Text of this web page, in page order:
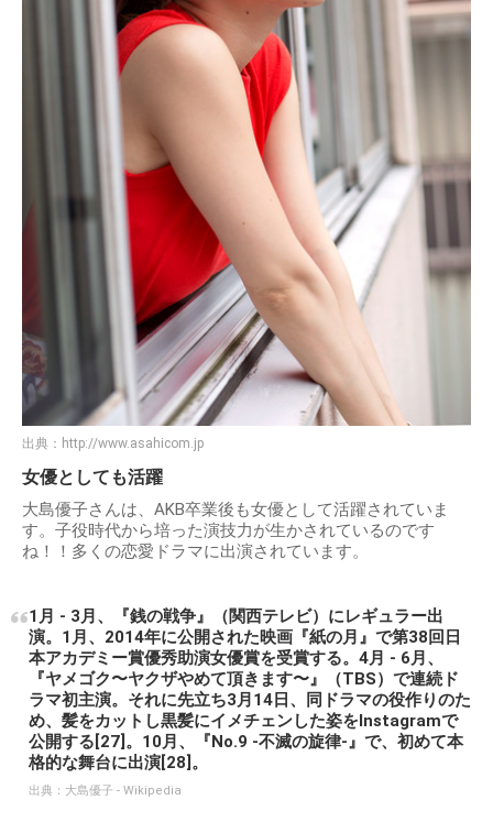
出典： http://www.asahicom.jp
女優としても活躍
大島優子さんは、AKB卒業後も女優として活躍されていま
す。子役時代から培った演技力が生かされているのです
ね！！多くの恋愛ドラマに出演されています。
1月 - 3月、『銭の戦争』（関西テレビ）にレギュラー出
演。1月、2014年に公開された映画『紙の月』で第38回日
本アカデミー賞優秀助演女優賞を受賞する。4月 - 6月、
『ヤメゴク〜ヤクザやめて頂きます〜』（TBS）で連続ド
ラマ初主演。それに先立ち3月14日、同ドラマの役作りのた
め、髪をカットし黒髪にイメチェンした姿をInstagramで
公開する[27]。10月、『No.9 -不滅の旋律-』で、初めて本
格的な舞台に出演[28]。
出典： 大島優子 - Wikipedia